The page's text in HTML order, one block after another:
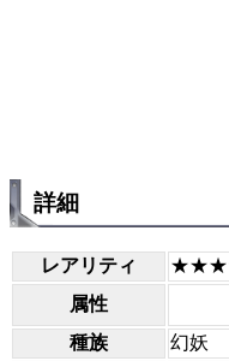
詳細
レアリティ
属性
種族
幻妖